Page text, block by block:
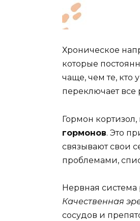
Хроническое
которые
чаще, чем те, кто
переключает
Гормон
гормонов. Это
связывают свои
проблемами,
Нервная
Качественная
сосудов и